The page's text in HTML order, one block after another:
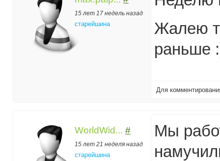
15 лет 17 недель назад
старейшина
Жалею
раньше
Для
WorldWid... #
15 лет 21 неделя назад
старейшина
Мы